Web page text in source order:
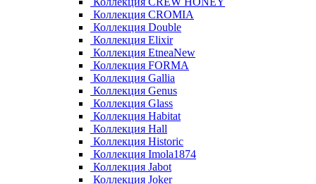
Коллекция CROMIA
Коллекция Double
Коллекция Elixir
Коллекция EtneaNew
Коллекция FORMA
Коллекция Gallia
Коллекция Genus
Коллекция Glass
Коллекция Habitat
Коллекция Hall
Коллекция Historic
Коллекция Imola1874
Коллекция Jabot
Коллекция Joker